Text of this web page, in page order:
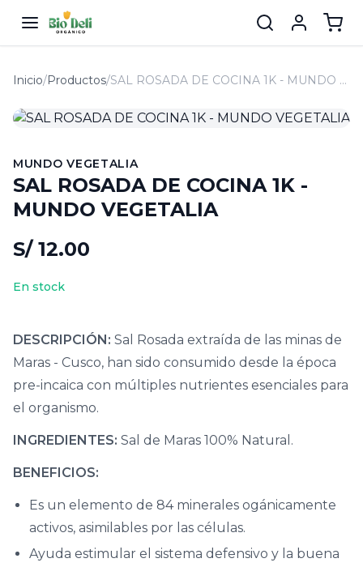
Inicio/Productos/ SAL ROSADA DE COCINA 1K - MUNDO VEGETALIA
MUNDO VEGETALIA
SAL ROSADA DE COCINA 1K -
MUNDO VEGETALIA
S/ 12.00
En stock
DESCRIPCIÓN: Sal Rosada extraída de las minas de
Maras - Cusco, han sido consumido desde la época
pre-incaica con múltiples nutrientes esenciales para
el organismo.
INGREDIENTES: Sal de Maras 100% Natural.
BENEFICIOS:
Es un elemento de 84 minerales ogánicamente
activos, asimilables por las células.
Ayuda estimular el sistema defensivo y la buena